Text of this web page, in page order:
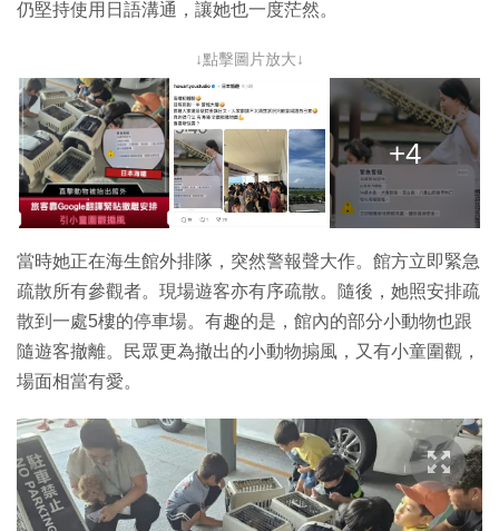
仍堅持使用日語溝通，讓她也一度茫然。
↓點擊圖片放大↓
+4
當時她正在海生館外排隊，突然警報聲大作。館方立即緊急
疏散所有參觀者。現場遊客亦有序疏散。隨後，她照安排疏
散到一處5樓的停車場。有趣的是，館內的部分小動物也跟
隨遊客撤離。民眾更為撤出的小動物搧風，又有小童圍觀，
場面相當有愛。